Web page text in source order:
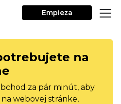
Empieza
na
za pár minút, aby
webovej stránke,